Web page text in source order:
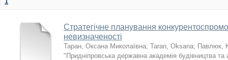
Стратегічне планування
невизначеності
Таран, Оксана Миколаївна; Taran, Oksana; Павлюк,
"Придніпровська державна академія будівництва та